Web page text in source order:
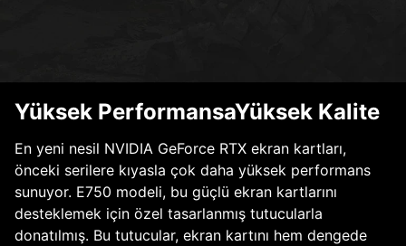
Yüksek PerformansaYüksek Kalite
En yeni nesil NVIDIA GeForce RTX ekran kartları,
önceki serilere kıyasla çok daha yüksek performans
sunuyor. E750 modeli, bu güçlü ekran kartlarını
desteklemek için özel tasarlanmış tutucularla
donatılmış. Bu tutucular, ekran kartını hem dengede